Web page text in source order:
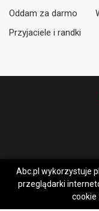
Oddam za darmo
Przyjaciele i randki
Abc.pl wykorzystuje
przeglądarki
cookie